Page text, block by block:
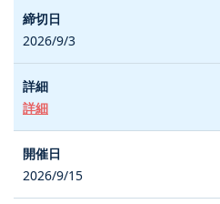
2026/9/3
詳細
2026/9/15